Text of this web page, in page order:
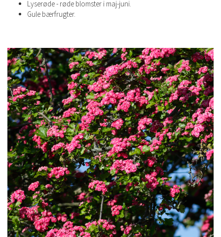
Lyserøde - røde blomster i maj-juni.
Gule bærfrugter.